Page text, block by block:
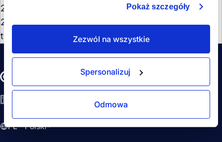
Pokaż szczegóły
Zezwól na wszystkie
Spersonalizuj
Odmowa
2008 financial crisis to the Red Sea disruptions in
2024, giving him deep expertise in navigating global
trade challenges.
LinkedIn
PL - Polski